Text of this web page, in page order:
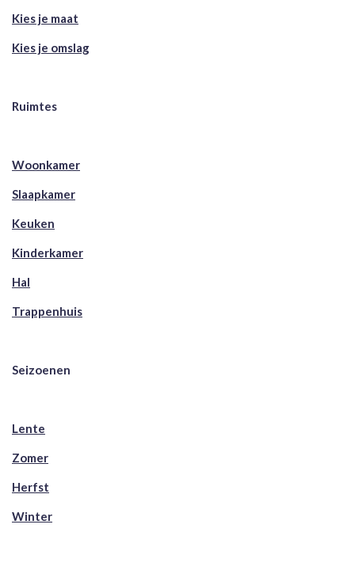
Kies je maat
Kies je omslag
Ruimtes
Woonkamer
Slaapkamer
Keuken
Kinderkamer
Hal
Trappenhuis
Seizoenen
Lente
Zomer
Herfst
Winter